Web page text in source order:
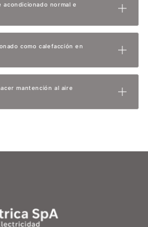
normal e
como calefacción en
mantención al aire